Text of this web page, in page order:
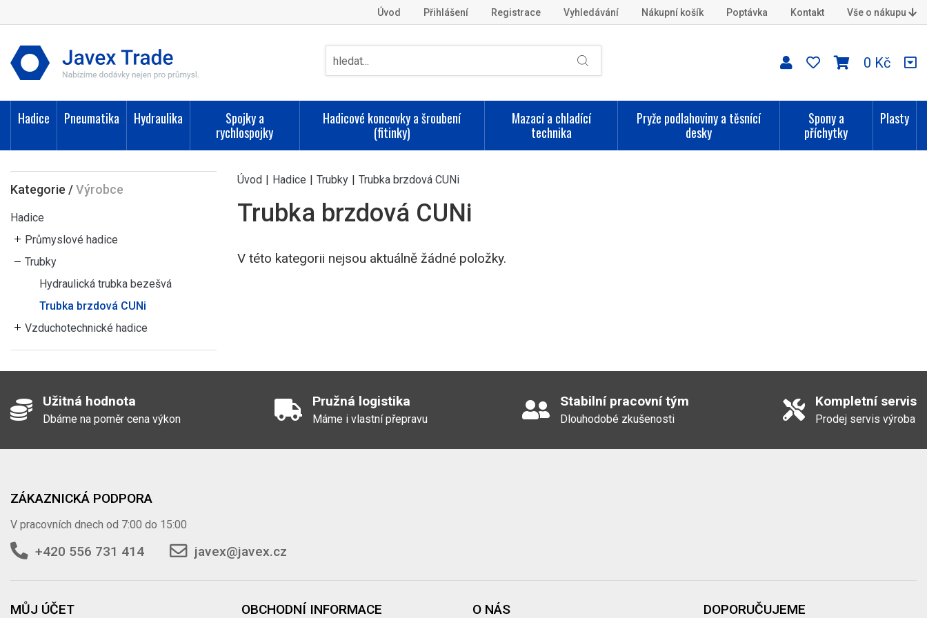
Úvod Přihlášení Registrace Vyhledávání Nákupní košík Poptávka Kontakt Vše o nákupu
0 Kč
Hadice Pneumatika Hydraulika
Spojky a
rychlospojky
Hadicové koncovky a šroubení
(fitinky)
Mazací a chladící
technika
Pryže podlahoviny a těsnící
desky
Spony a
příchytky
Plasty
Kategorie /Výrobce
Hadice
Průmyslové hadice
Trubky
Hydraulická trubka bezešvá
Trubka brzdová CUNi
Vzduchotechnické hadice
Úvod | Hadice | Trubky | Trubka brzdová CUNi
Trubka brzdová CUNi
V této kategorii nejsou aktuálně žádné položky.
Užitná hodnota
Dbáme na poměr cena výkon
Pružná logistika
Máme i vlastní přepravu
Stabilní pracovní tým
Dlouhodobé zkušenosti
Kompletní servis
Prodej servis výroba
ZÁKAZNICKÁ PODPORA
V pracovních dnech od 7:00 do 15:00
+420 556 731 414 javex@javex.cz
MŮJ ÚČET OBCHODNÍ INFORMACE O NÁS DOPORUČUJEME